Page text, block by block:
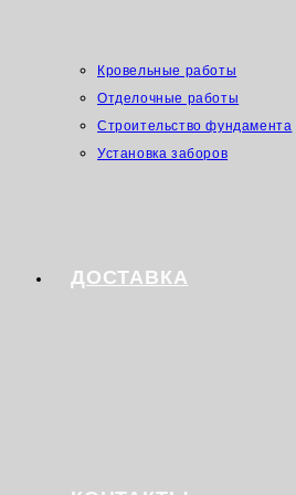
Кровельные работы
Отделочные работы
Строительство фундамента
Установка заборов
ДОСТАВКА